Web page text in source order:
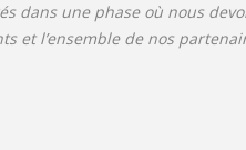
dans une phase où nous
et l’ensemble de nos